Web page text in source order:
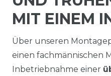
MIT EINEM
Über unseren
einen fachmännischen
Inbetriebnahme einer